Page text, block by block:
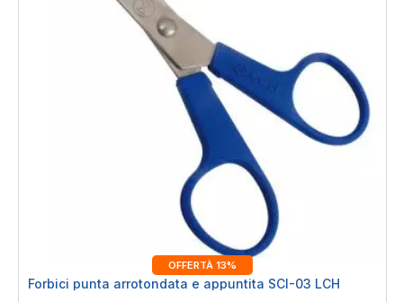
OFFERTÀ 13%
Forbici punta arrotondata e appuntita SCI-03 LCH